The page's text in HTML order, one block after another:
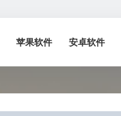
苹果软件 安卓软件